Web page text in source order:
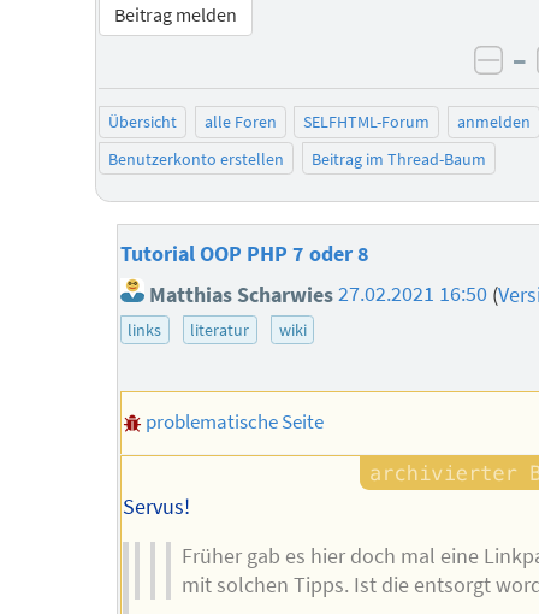
Beitrag melden
–
Übersicht alle Foren SELFHTML-Forum
anmelden
Benutzerkonto erstellen
Beitrag im Thread-Baum
Tutorial OOP PHP 7 oder 8
Matthias Scharwies 27.02.2021 16:50 (
links literatur wiki
problematische Seite
Servus!
Früher gab es hier doch mal eine
mit solchen Tipps. Ist die entsorgt